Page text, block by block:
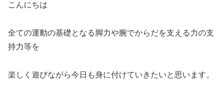
こんにちは
全ての運動の基礎となる脚力や腕でからだを支える力の支
持力等を
楽しく遊びながら今日も身に付けていきたいと思います。